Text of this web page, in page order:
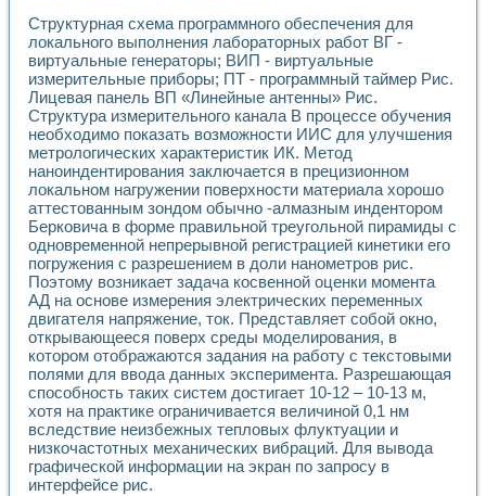
Структурная схема программного обеспечения для
локального выполнения лабораторных работ ВГ -
виртуальные генераторы; ВИП - виртуальные
измерительные приборы; ПТ - программный таймер Рис.
Лицевая панель ВП «Линейные антенны» Рис.
Структура измерительного канала В процессе обучения
необходимо показать возможности ИИС для улучшения
метрологических характеристик ИК. Метод
наноиндентирования заключается в прецизионном
локальном нагружении поверхности материала хорошо
аттестованным зондом обычно -алмазным индентором
Берковича в форме правильной треугольной пирамиды с
одновременной непрерывной регистрацией кинетики его
погружения с разрешением в доли нанометров рис.
Поэтому возникает задача косвенной оценки момента
АД на основе измерения электрических переменных
двигателя напряжение, ток. Представляет собой окно,
открывающееся поверх среды моделирования, в
котором отображаются задания на работу с текстовыми
полями для ввода данных эксперимента. Разрешающая
способность таких систем достигает 10-12 – 10-13 м,
хотя на практике ограничивается величиной 0,1 нм
вследствие неизбежных тепловых флуктуации и
низкочастотных механических вибраций. Для вывода
графической информации на экран по запросу в
интерфейсе рис.